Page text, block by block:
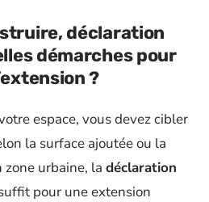
déclaration
démarches pour
?
espace, vous devez cibler
la surface ajoutée ou la
urbaine, la déclaration
pour une extension